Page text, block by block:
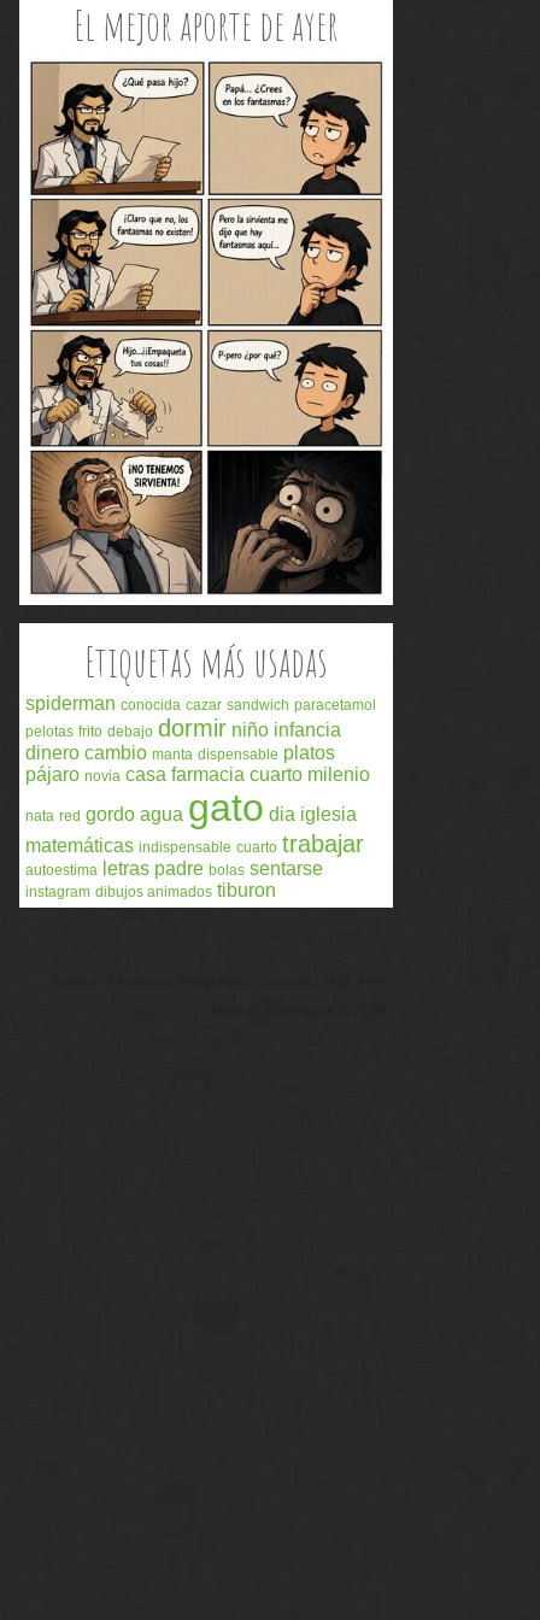
El mejor aporte de ayer
Etiquetas más usadas
spiderman conocida cazar sandwich paracetamol
pelotas frito debajo dormir niño infancia
dinero cambio manta dispensable platos
pájaro novia casa farmacia cuarto milenio
nata red gordo agua gato dia iglesia
matemáticas indispensable cuarto trabajar
autoestima letras padre bolas sentarse
instagram dibujos animados tiburon